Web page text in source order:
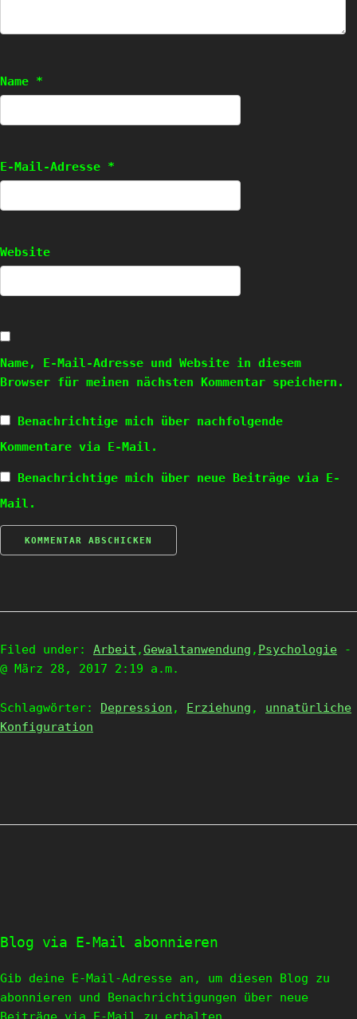
Name *
E-Mail-Adresse *
Website
Name, E-Mail-Adresse und Website in diesem
Browser für meinen nächsten Kommentar speichern.
Benachrichtige mich über nachfolgende
Kommentare via E-Mail.
Benachrichtige mich über neue Beiträge via E-
Mail.
Filed under: Arbeit ,Gewaltanwendung , Psychologie
-
@ März 28, 2017 2:19 a.m.
Schlagwörter: Depression , Erziehung , unnatürliche
Konfiguration
Blog via E-Mail abonnieren
Gib deine E-Mail-Adresse an, um diesen Blog zu
abonnieren und Benachrichtigungen über neue